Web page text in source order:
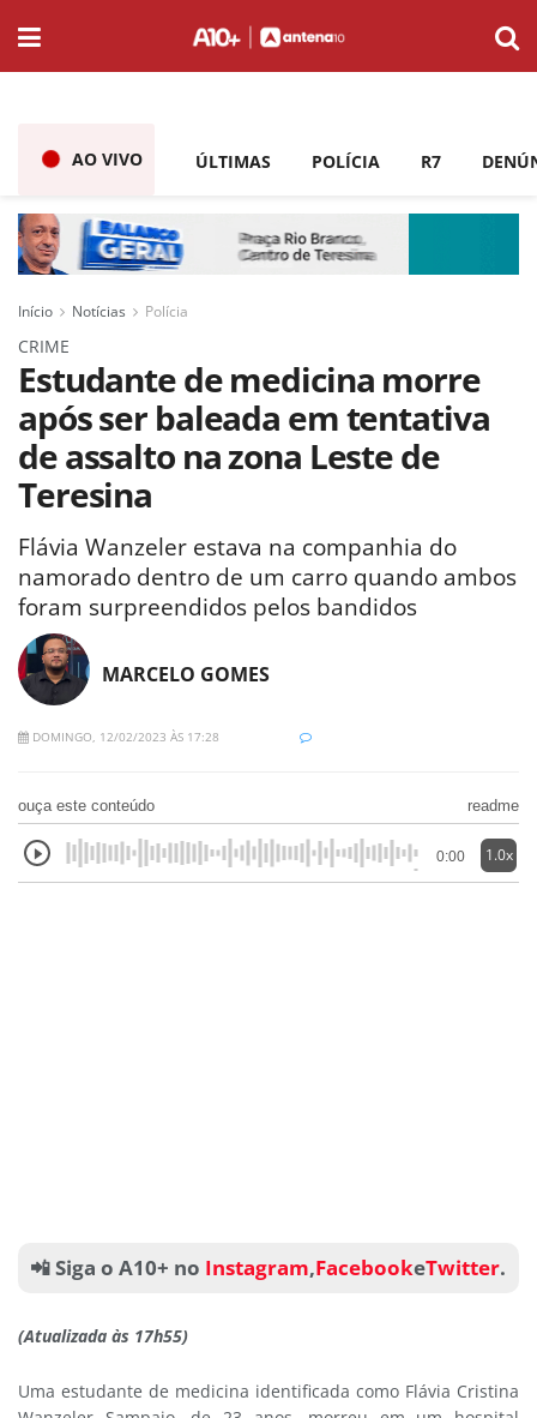
AO VIVO ÚLTIMAS POLÍCIA R7
Início Notícias Polícia
CRIME
Estudante de medicina morre
após ser baleada em tentativa
de assalto na zona Leste de
Teresina
Flávia Wanzeler estava na companhia do
namorado dentro de um carro quando ambos
foram surpreendidos pelos bandidos
MARCELO GOMES
DOMINGO, 12/02/2023 ÀS 17:28
ouça este conteúdo readme
0:00 1.0x
📲 Siga o A10+ no Instagram,FacebookeTwitter.
(Atualizada às 17h55)
Uma estudante de medicina identificada como Flávia Cristina